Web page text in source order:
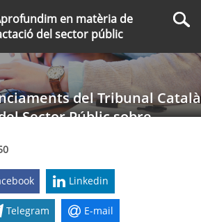
en matèria de
del sector públic
del Tribunal Català
Sector Públic sobre
mesures COVID-19
Linkedin
Telegram
E-mail